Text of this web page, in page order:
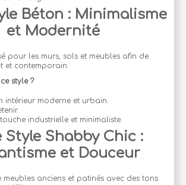
Béton : Minimalisme
et Modernité
pour les murs, sols et meubles afin de
et contemporain.
style ?
intérieur moderne et urbain.
industrielle et minimaliste.
Style Shabby Chic :
et Douceur
meubles anciens et patinés avec des tons